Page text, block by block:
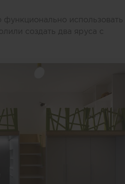
использовать
создать два яруса с